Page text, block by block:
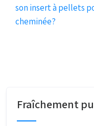
son insert à pellets
cheminée?
Fraîchement